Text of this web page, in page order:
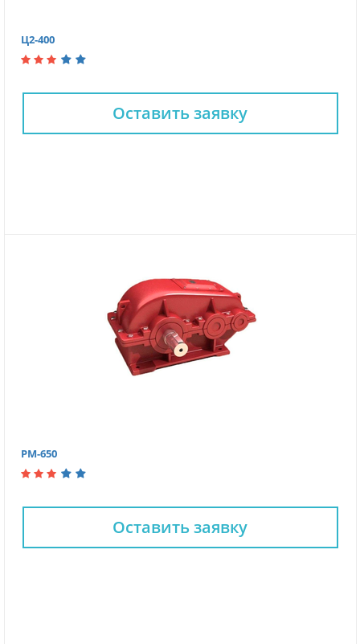
Ц2-400
Оставить заявку
РМ-650
Оставить заявку